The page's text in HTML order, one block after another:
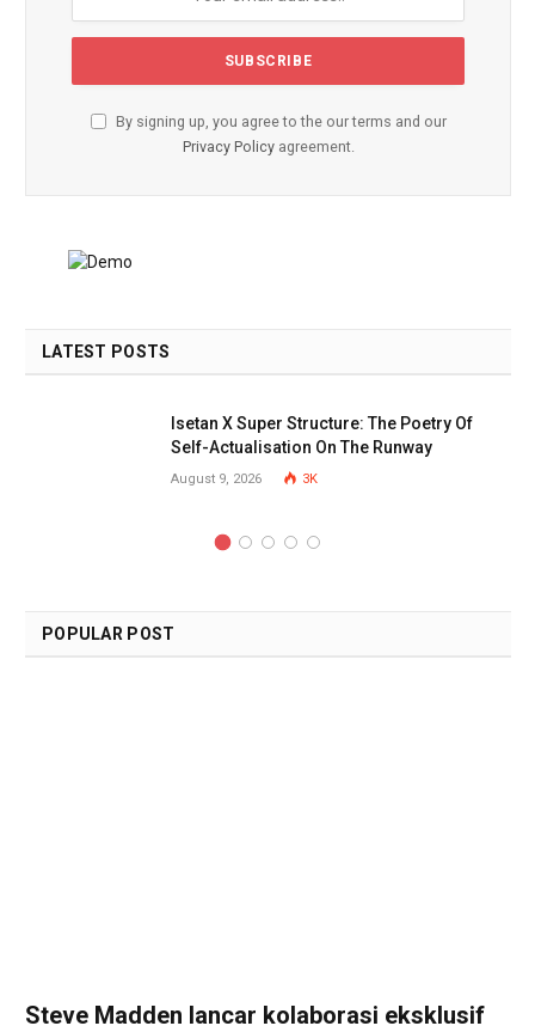
By signing up, you agree to the our terms and our
Privacy Policyagreement.
LATEST POSTS
Isetan X Super Structure: The Poetry Of
Self-Actualisation On The Runway
August 9, 2026 3K
POPULAR POST
Steve Madden lancar kolaborasi eksklusif